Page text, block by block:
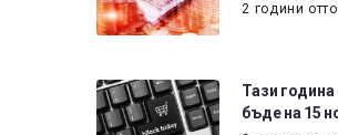
2 години
Тази
бъде на 15